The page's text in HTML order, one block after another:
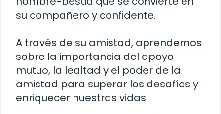
su compañero y confidente.
A través de su amistad, aprendemos
sobre la importancia del apoyo
mutuo, la lealtad y el poder de la
amistad para superar los desafíos y
enriquecer nuestras vidas.